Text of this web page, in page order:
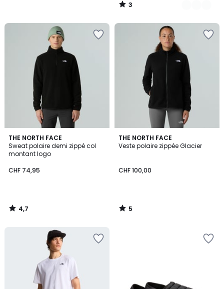
3
/
THE NORTH FACE
Sweat polaire demi zippé col
montant logo
CHF 74,95
4,7
/ 5
4,7
/
THE NORTH FACE
Veste polaire zippée Glacier
CHF 100,00
5
/
5
/